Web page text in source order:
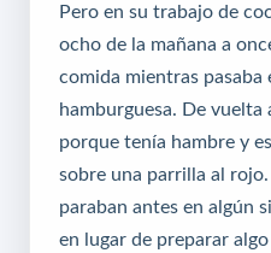
Pero en su trabajo de
ocho de la mañana a
comida mientras pasaba
hamburguesa. De vuelta
porque tenía hambre y
sobre una parrilla al
paraban antes en algún
en lugar de preparar